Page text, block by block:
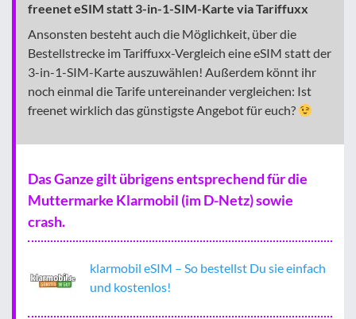
freenet eSIM statt 3-in-1-SIM-Karte via Tariffuxx
Ansonsten besteht auch die Möglichkeit, über die
Bestellstrecke im Tariffuxx-Vergleich eine eSIM statt der
3-in-1-SIM-Karte auszuwählen! Außerdem könnt ihr
noch einmal die Tarife untereinander vergleichen: Ist
freenet wirklich das günstigste Angebot für euch?
Das Ganze gilt übrigens entsprechend für die
Muttermarke Klarmobil (im D-Netz) sowie
crash.
klarmobil eSIM – So bestellst Du sie einfach
und kostenlos!